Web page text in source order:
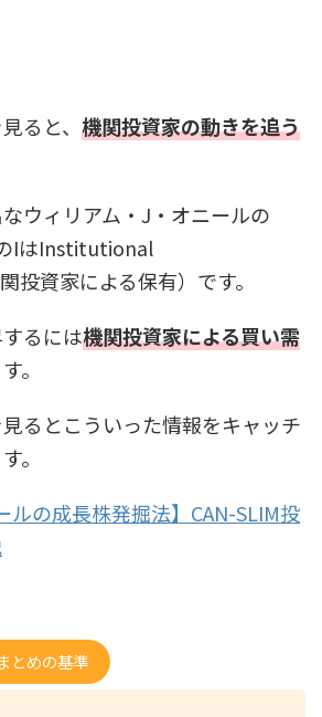
ると、 機関投資家の動きを追う
ウィリアム・J・オニールの
IはInstitutional
投資家による保有）です。
るには機関投資家による買い需
。
るとこういった情報をキャッチ
。
ルの成長株発掘法】CAN-SLIM投
とめの基準